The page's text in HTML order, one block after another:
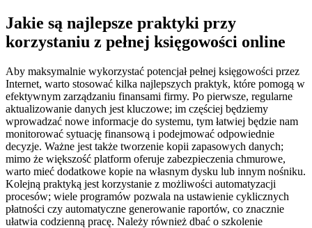
Jakie są najlepsze praktyki przy
korzystaniu z pełnej księgowości online
Aby maksymalnie wykorzystać potencjał pełnej księgowości przez
Internet, warto stosować kilka najlepszych praktyk, które pomogą w
efektywnym zarządzaniu finansami firmy. Po pierwsze, regularne
aktualizowanie danych jest kluczowe; im częściej będziemy
wprowadzać nowe informacje do systemu, tym łatwiej będzie nam
monitorować sytuację finansową i podejmować odpowiednie
decyzje. Ważne jest także tworzenie kopii zapasowych danych;
mimo że większość platform oferuje zabezpieczenia chmurowe,
warto mieć dodatkowe kopie na własnym dysku lub innym nośniku.
Kolejną praktyką jest korzystanie z możliwości automatyzacji
procesów; wiele programów pozwala na ustawienie cyklicznych
płatności czy automatyczne generowanie raportów, co znacznie
ułatwia codzienną pracę. Należy również dbać o szkolenie